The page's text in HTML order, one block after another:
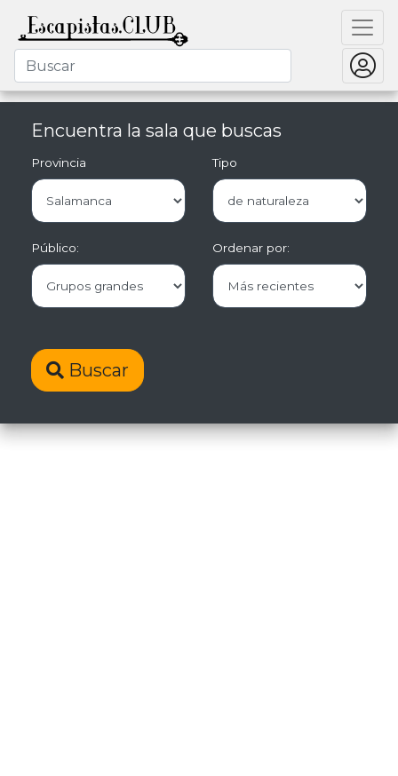
Encuentra la sala que buscas
Provincia Tipo
Público: Ordenar por:
Buscar